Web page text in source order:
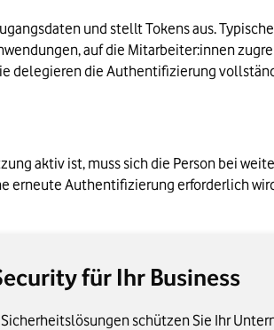
und stellt Tokens aus.
delegieren die Authentifizierung
aktiv ist, muss sich die Person bei
Authentifizierung erforderlich
für Ihr Business
schützen Sie Ihr